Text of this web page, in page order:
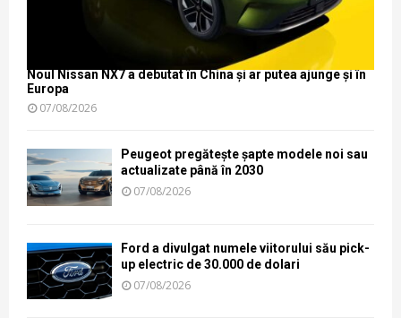
Noul Nissan NX7 a debutat în China și ar putea ajunge și în
Europa
07/08/2026
Peugeot pregătește șapte modele noi sau
actualizate până în 2030
07/08/2026
Ford a divulgat numele viitorului său pick-
up electric de 30.000 de dolari
07/08/2026